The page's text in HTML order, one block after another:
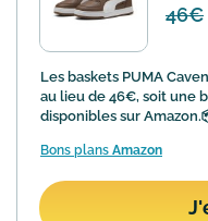
46€
Les baskets PUMA
au lieu de 46€, soit une
disponibles sur
Bons plans Amazon